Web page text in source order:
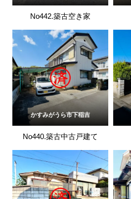
No442.築古空き家
かすみがうら市下稲吉
No440.築古中古戸建て